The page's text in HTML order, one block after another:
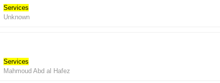
Services
Unknown
Services
Mahmoud Abd al Hafez